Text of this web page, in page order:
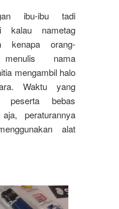
ibu-ibu tadi
kalau nametag
orang-
nama
mengambil halo
Waktu yang
bebas
peraturannya
alat